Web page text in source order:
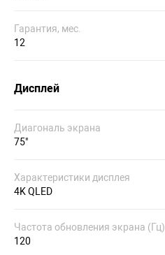
Гарантия, мес.
12
Дисплей
Диагональ экрана
75"
Характеристики дисплея
4K QLED
Частота обновления экрана (Гц)
120